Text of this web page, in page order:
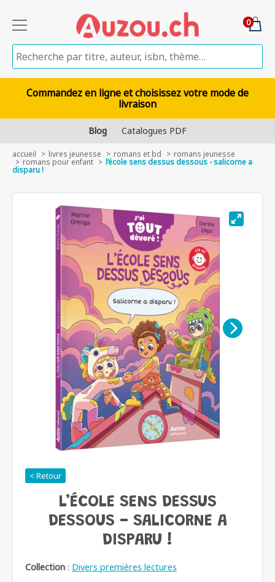
0
Commandez en ligne et choisissez votre mode de
livraison
Blog Catalogues PDF
accueil livres jeunesse romans et bd romans jeunesse
romans pour enfant l’école sens dessus dessous - salicorne a
disparu !
< Retour
L’ÉCOLE SENS DESSUS
DESSOUS - SALICORNE A
DISPARU !
Collection : Divers premières lectures